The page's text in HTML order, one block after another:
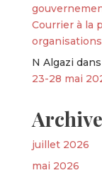
Courrier à la
organisations
N Algazi dans
23-28 mai
juillet 2026
mai 2026